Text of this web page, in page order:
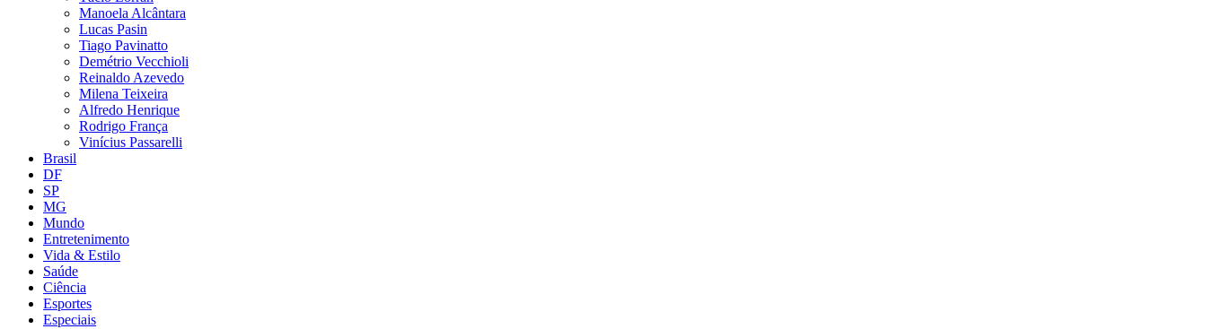
Manoela Alcântara
Lucas Pasin
Tiago Pavinatto
Demétrio Vecchioli
Reinaldo Azevedo
Milena Teixeira
Alfredo Henrique
Rodrigo França
Vinícius Passarelli
Brasil
DF
SP
MG
Mundo
Entretenimento
Vida & Estilo
Saúde
Ciência
Esportes
Especiais